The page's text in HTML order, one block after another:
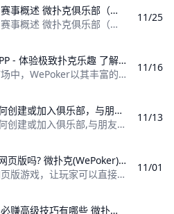
微扑克俱乐部活动与赛事概述 微扑克俱乐部（Wepoker）是一个专注于扑克游戏的在线平台，致力于为会员提供丰富多样的活动和赛事。这些活动包括线上比赛，还涵盖线下赛事，满足不同玩家的需求。
微扑克俱乐部活动与赛事概述 微扑克俱乐部（Wepoker）是一个专注于扑克游戏的在线平台，致力于为会员提供丰富多样的活动和赛事。这些活动不仅包
11/25
下载WePoker安卓APP - 体验极致扑克乐趣 了解如何安全下载WePoker安卓APP，享受丰富的扑克游戏体验，包括德州扑克、奥马哈等多种玩法。
在当今的手机游戏市场中，WePoker以其丰富的扑克游戏玩法和优质的用户体验而备受欢迎。本文将为您详细介绍如何安全、便捷地下载WePoker
11/16
微扑克(WePoker)如何创建或加入俱乐部，与朋友一起组织私密牌局 微扑克(WePoker)是一款广受欢迎的在线德州扑克游戏平台，为玩家提供了创建和加入俱乐部的功能，让您可以与朋友一起组织私密牌局。本文将详细介绍如何在微扑克上创建或加入俱乐部，以及如何与朋友一起享受私密牌局的乐趣。
微扑克(WePoker)如何创建或加入俱乐部,与朋友一起组织私密牌局 微扑克(WePoker)是一款广受欢迎的在线德州扑克游戏平台，为玩家提供
11/13
微扑克(WePoker)有网页版吗? 微扑克(WePoker)网页版的信息：微扑克确实提供了网页版游戏，让玩家可以直接在浏览器中进行游戏，无需下载客户端。
微扑克确实提供了网页版游戏，让玩家可以直接在浏览器中进行游戏，无需下载客户端。以下是关于微扑克网页版的一些主要特点： 1. 访问方式：玩家可以通过
11/01
微扑克的俱乐部约局必赚高级技巧有哪些 微扑克的俱乐部约局必赚高级技巧有哪些，玩微扑克俱乐部人一定要知道的高级技巧主要集中在策略、心理战和对手分析等方面。以下是一些有效的高级技巧，帮助玩家在微扑克中提升胜率。